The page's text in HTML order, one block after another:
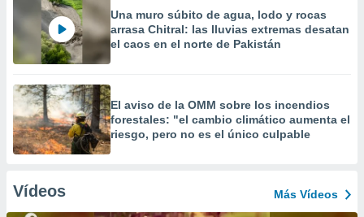
Una muro súbito de agua, lodo y rocas
arrasa Chitral: las lluvias extremas desatan
el caos en el norte de Pakistán
El aviso de la OMM sobre los incendios
forestales: "el cambio climático aumenta el
riesgo, pero no es el único culpable
Vídeos Más Vídeos